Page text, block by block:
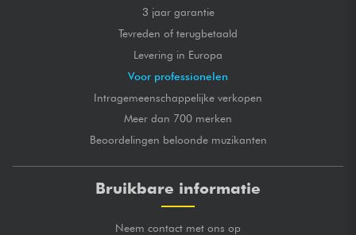
3 jaar garantie
Tevreden of terugbetaald
Levering in Europa
Voor professionelen
Intragemeenschappelijke verkopen
Meer dan 700 merken
Beoordelingen beloonde muzikanten
Bruikbare informatie
Neem contact met ons op